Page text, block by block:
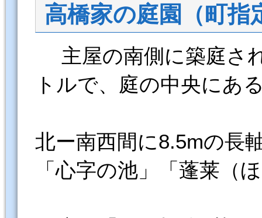
高橋家の庭園（町指
主屋の南側に築庭さ
トルで、庭の中央にあ
北ー南西間に8.5mの長
「心字の池」「蓬莱（